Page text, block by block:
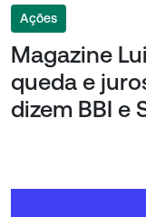
Ações
Magazine
queda e
dizem BBI e